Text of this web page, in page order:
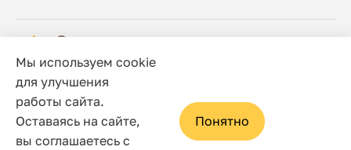
© 2006 - 2026 Этно-шоп, Интернет-магазин
Политика конфиденциальности
Сайт носит исключительно информационный характер, и
ни при каких условиях не является публичной офертой,
Мы используем cookie
для улучшения
работы сайта.
Оставаясь на сайте,
вы соглашаетесь с
Понятно